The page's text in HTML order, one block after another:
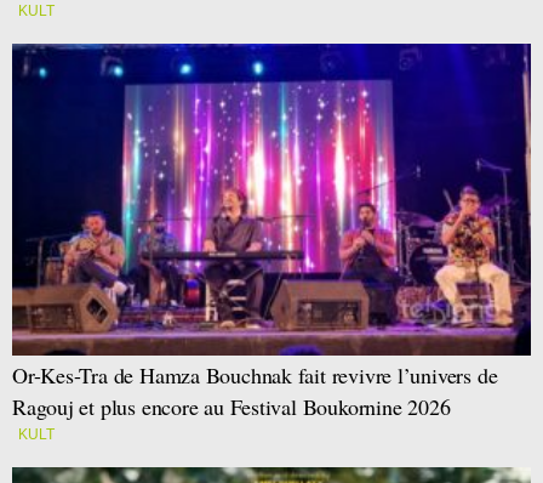
KULT
Or-Kes-Tra de Hamza Bouchnak fait revivre l’univers de
Ragouj et plus encore au Festival Boukornine 2026
KULT